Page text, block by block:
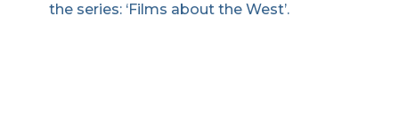
the series: ‘Films about the West’.